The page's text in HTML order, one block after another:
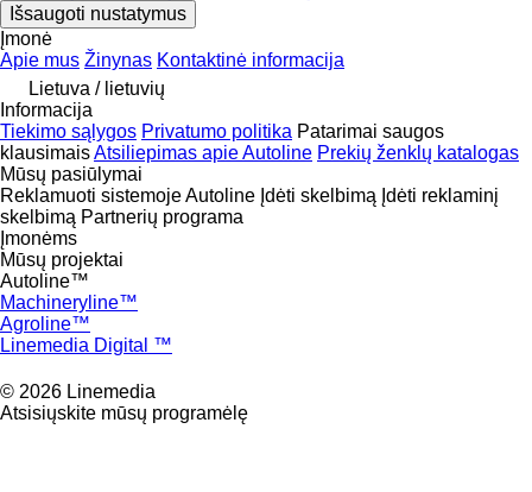
Įmonė
Apie mus Žinynas Kontaktinė informacija
Lietuva / lietuvių
Informacija
Tiekimo sąlygos Privatumo politika Patarimai saugos
klausimaisAtsiliepimas apie Autoline Prekių ženklų katalogas
Mūsų pasiūlymai
Reklamuoti sistemoje Autoline Įdėti skelbimą Įdėti reklaminį
skelbimą Partnerių programa
Įmonėms
Mūsų projektai
Autoline™
Machineryline™
Agroline™
Linemedia Digital ™
© 2026 Linemedia
Atsisiųskite mūsų programėlę